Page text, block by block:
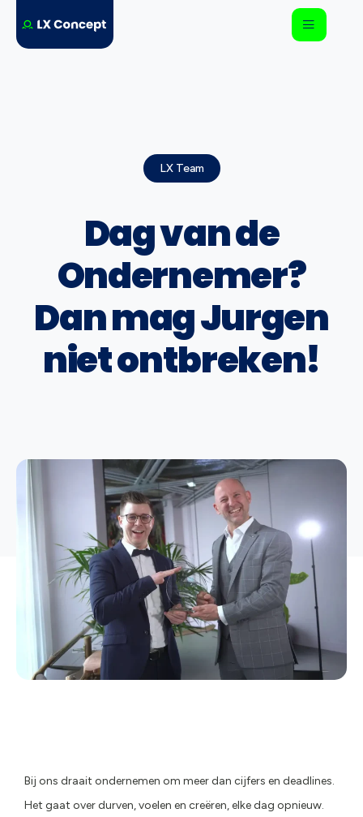
LX Team
Dag van de
Ondernemer?
Dan mag Jurgen
niet ontbreken!
Bij ons draait ondernemen om meer dan cijfers en deadlines.
Het gaat over durven, voelen en creëren, elke dag opnieuw.